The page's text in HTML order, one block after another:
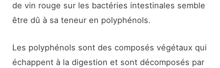
de vin rouge sur les bactéries intestinales semble
être dû à sa teneur en polyphénols.
Les polyphénols sont des composés végétaux qui
échappent à la digestion et sont décomposés par